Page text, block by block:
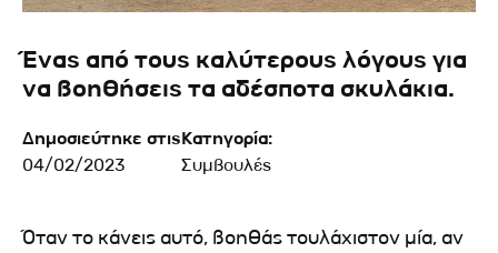
Ένας από τους καλύτερους λόγους για
να βοηθήσεις τα αδέσποτα σκυλάκια.
Δημοσιεύτηκε στις
04/02/2023
Κατηγορία:
Συμβουλές
Όταν το κάνεις αυτό, βοηθάς τουλάχιστον μία, αν